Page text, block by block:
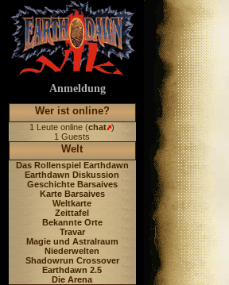
Anmeldung
Wer ist online?
1 Leute online (chat )
1 Guests
Welt
Das Rollenspiel Earthdawn
Earthdawn Diskussion
Geschichte Barsaives
Karte Barsaives
Weltkarte
Zeittafel
Bekannte Orte
Travar
Magie und Astralraum
Niederwelten
Shadowrun Crossover
Earthdawn 2.5
Die Arena